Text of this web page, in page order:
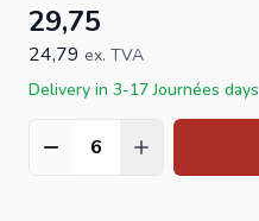
29,75
24,79 ex. TVA
Delivery in 3-17 Journées days
Quantité